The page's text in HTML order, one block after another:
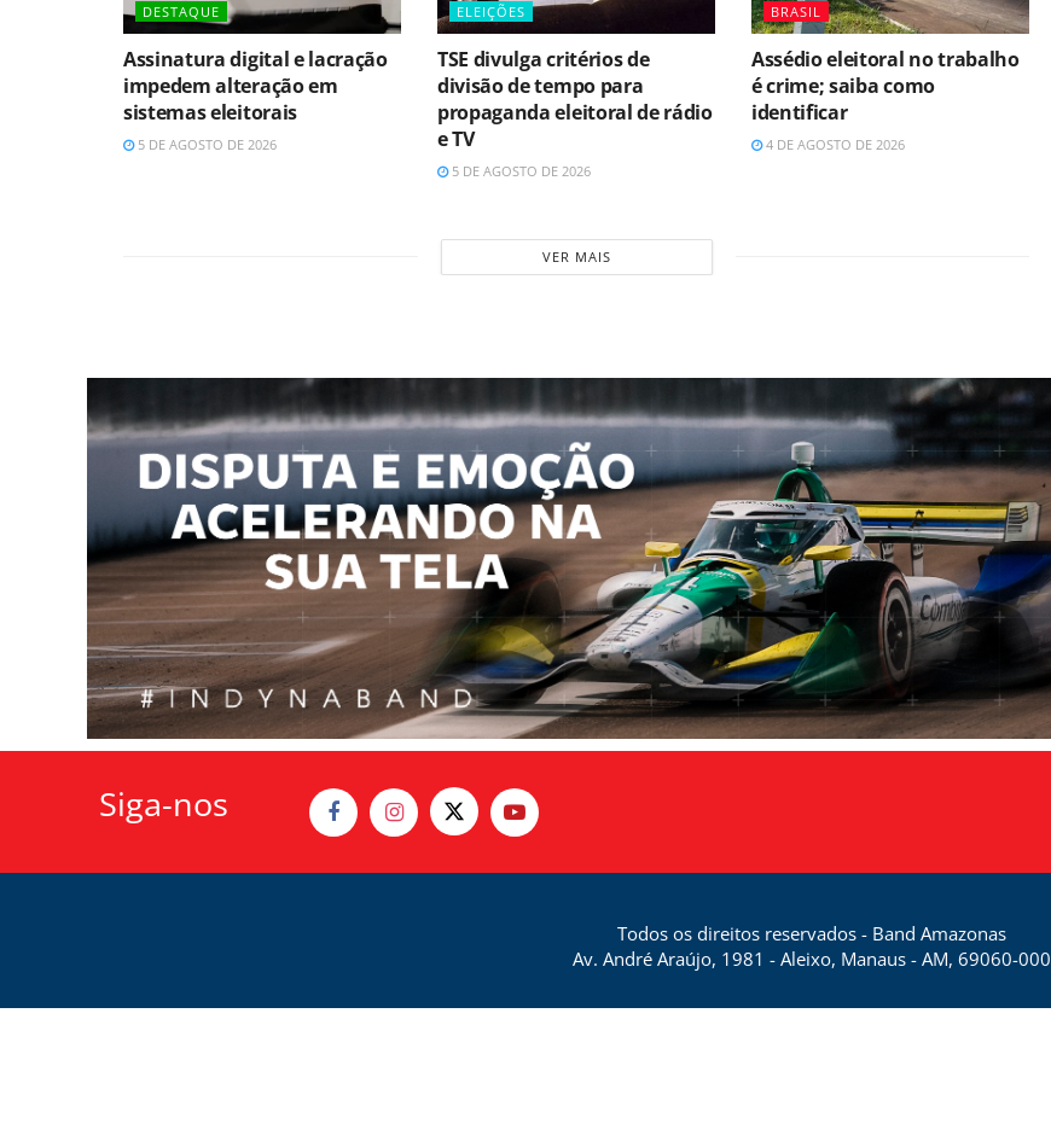
DESTAQUE
Assinatura digital e lacração
impedem alteração em
sistemas eleitorais
5 DE AGOSTO DE 2026
ELEIÇÕES
TSE divulga critérios de
divisão de tempo para
propaganda eleitoral de rádio
e TV
5 DE AGOSTO DE 2026
BRASIL
Assédio eleitoral no trabalho
é crime; saiba como
identificar
4 DE AGOSTO DE 2026
VER MAIS
Siga-nos
Todos os direitos reservados - Band Amazonas
Av. André Araújo, 1981 - Aleixo, Manaus - AM, 69060-000